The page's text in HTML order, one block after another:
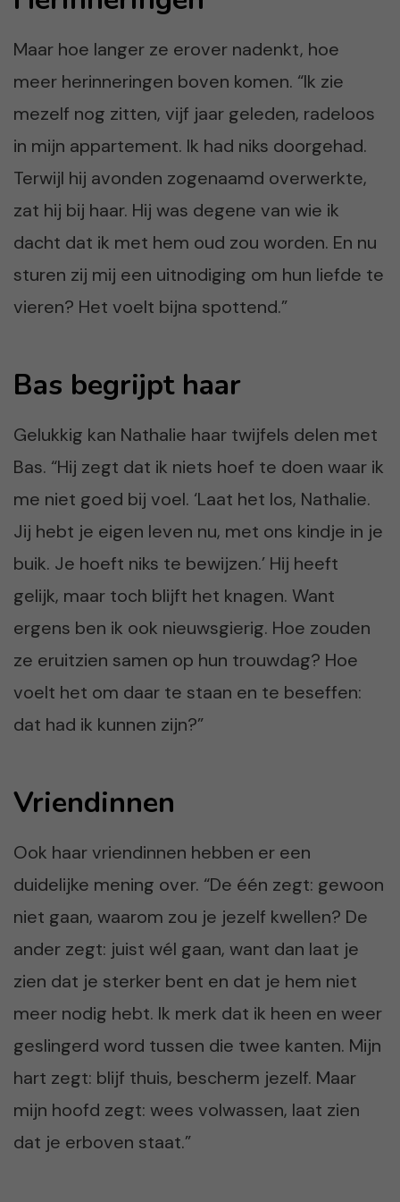
Maar hoe langer ze erover nadenkt, hoe
meer herinneringen boven komen. “Ik zie
mezelf nog zitten, vijf jaar geleden, radeloos
in mijn appartement. Ik had niks doorgehad.
Terwijl hij avonden zogenaamd overwerkte,
zat hij bij haar. Hij was degene van wie ik
dacht dat ik met hem oud zou worden. En nu
sturen zij mij een uitnodiging om hun liefde te
vieren? Het voelt bijna spottend.”
Bas begrijpt haar
Gelukkig kan Nathalie haar twijfels delen met
Bas. “Hij zegt dat ik niets hoef te doen waar ik
me niet goed bij voel. ‘Laat het los, Nathalie.
Jij hebt je eigen leven nu, met ons kindje in je
buik. Je hoeft niks te bewijzen.’ Hij heeft
gelijk, maar toch blijft het knagen. Want
ergens ben ik ook nieuwsgierig. Hoe zouden
ze eruitzien samen op hun trouwdag? Hoe
voelt het om daar te staan en te beseffen:
dat had ik kunnen zijn?”
Vriendinnen
Ook haar vriendinnen hebben er een
duidelijke mening over. “De één zegt: gewoon
niet gaan, waarom zou je jezelf kwellen? De
ander zegt: juist wél gaan, want dan laat je
zien dat je sterker bent en dat je hem niet
meer nodig hebt. Ik merk dat ik heen en weer
geslingerd word tussen die twee kanten. Mijn
hart zegt: blijf thuis, bescherm jezelf. Maar
mijn hoofd zegt: wees volwassen, laat zien
dat je erboven staat.”